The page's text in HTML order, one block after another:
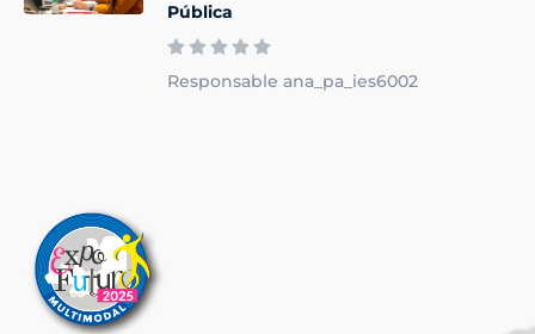
Pública
Responsable ana_pa_ies6002